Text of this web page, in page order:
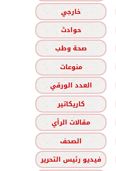
خارجي
حوادث
صحة وطب
منوعات
العدد الورقي
كاريكاتير
مقالات الرأي
الصحف
فيديو رئيس التحرير